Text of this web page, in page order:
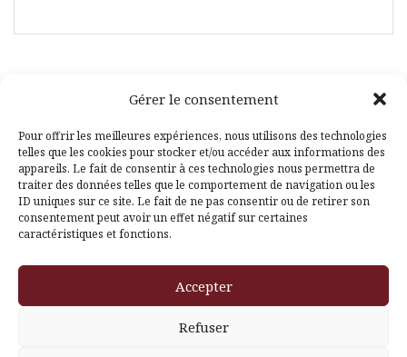
Gérer le consentement
Pour offrir les meilleures expériences, nous utilisons des technologies
telles que les cookies pour stocker et/ou accéder aux informations des
appareils. Le fait de consentir à ces technologies nous permettra de
traiter des données telles que le comportement de navigation ou les
ID uniques sur ce site. Le fait de ne pas consentir ou de retirer son
consentement peut avoir un effet négatif sur certaines
caractéristiques et fonctions.
Accepter
Refuser
Facebook
Pinterest
Themeisle